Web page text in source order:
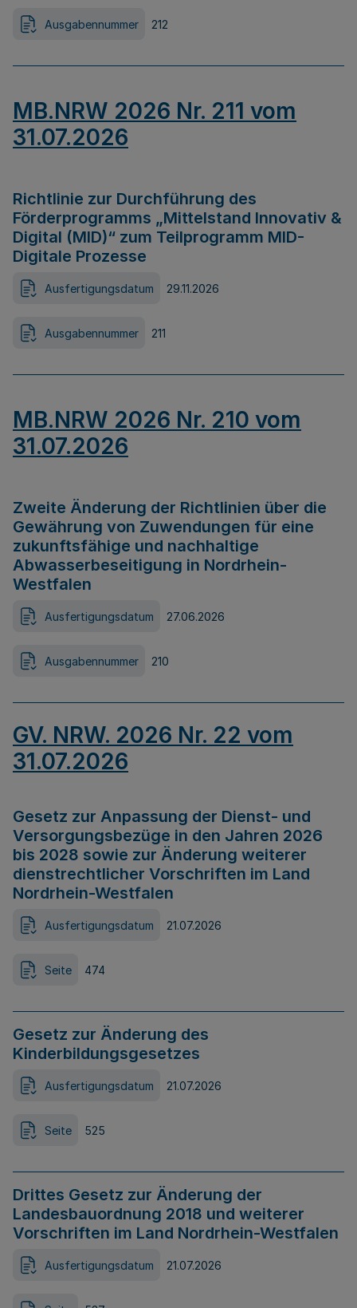
Ausgabennummer 212
MB.NRW 2026 Nr. 211 vom
31.07.2026
Richtlinie zur Durchführung des
Förderprogramms „Mittelstand Innovativ &
Digital (MID)“ zum Teilprogramm MID-
Digitale Prozesse
Ausfertigungsdatum 29.11.2026
Ausgabennummer 211
MB.NRW 2026 Nr. 210 vom
31.07.2026
Zweite Änderung der Richtlinien über die
Gewährung von Zuwendungen für eine
zukunftsfähige und nachhaltige
Abwasserbeseitigung in Nordrhein-
Westfalen
Ausfertigungsdatum 27.06.2026
Ausgabennummer 210
GV. NRW. 2026 Nr. 22 vom
31.07.2026
Gesetz zur Anpassung der Dienst- und
Versorgungsbezüge in den Jahren 2026
bis 2028 sowie zur Änderung weiterer
dienstrechtlicher Vorschriften im Land
Nordrhein-Westfalen
Ausfertigungsdatum 21.07.2026
Seite 474
Gesetz zur Änderung des
Kinderbildungsgesetzes
Ausfertigungsdatum 21.07.2026
Seite 525
Drittes Gesetz zur Änderung der
Landesbauordnung 2018 und weiterer
Vorschriften im Land Nordrhein-Westfalen
Ausfertigungsdatum 21.07.2026